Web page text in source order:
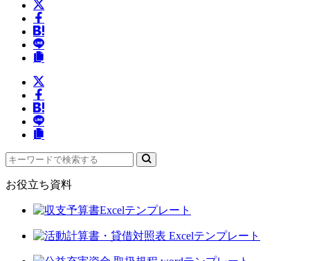
お役立ち資料